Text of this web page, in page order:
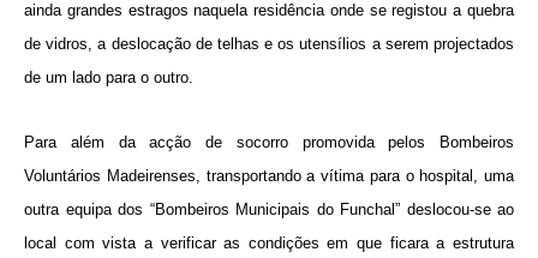
ainda grandes estragos naquela residência onde se registou a quebra
de vidros, a deslocação de telhas e os utensílios a serem projectados
de um lado para o outro.
Para além da acção de socorro promovida pelos Bombeiros
Voluntários Madeirenses, transportando a vítima para o hospital, uma
outra equipa dos “Bombeiros Municipais do Funchal” deslocou-se ao
local com vista a verificar as condições em que ficara a estrutura